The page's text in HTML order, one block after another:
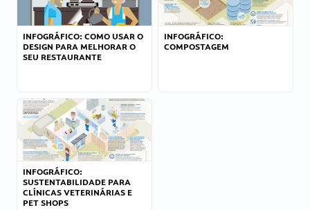
INFOGRÁFICO: COMO USAR O
DESIGN PARA MELHORAR O
SEU RESTAURANTE
INFOGRÁFICO:
COMPOSTAGEM
INFOGRÁFICO:
SUSTENTABILIDADE PARA
CLÍNICAS VETERINÁRIAS E
PET SHOPS